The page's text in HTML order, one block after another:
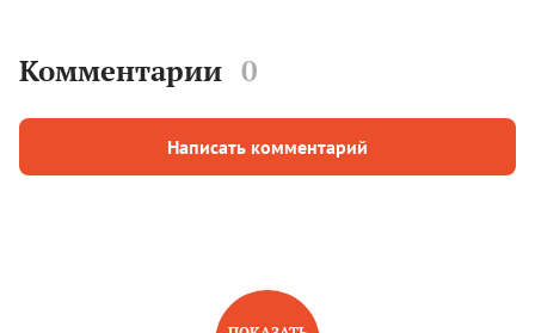
Комментарии 0
Написать комментарий